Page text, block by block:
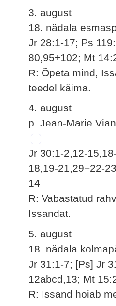
3. august
18. nädala
Jr 28:1-17; Ps
80,95+102; Mt
R: Õpeta mind,
teedel käima.
4. august
p. Jean-Marie
Jr 30:1-2,12-
18,19-21,29+22-
14
R: Vabastatud
Issandat.
5. august
18. nädala
Jr 31:1-7; [Ps] Jr
12abcd,13; Mt
R: Issand hoiab